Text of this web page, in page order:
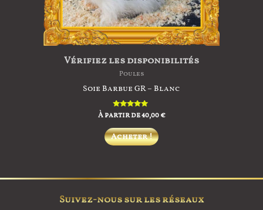
page
du
produit
Vérifiez les disponibilités
Poules
Soie Barbue GR – Blanc
Note
sur 5
À partir de40,00€
Acheter !
Ce
Les
Suivez-nous sur les réseaux